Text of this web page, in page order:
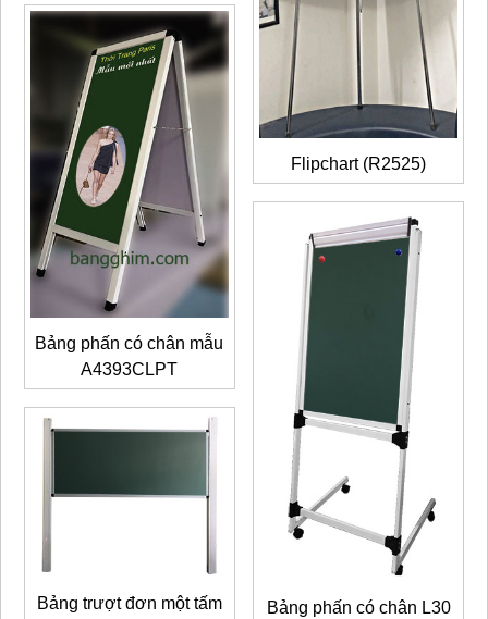
Bảng phấn có chân mẫu
A4393CLPT
Bảng trượt đơn một tấm
Flipchart (R2525)
Bảng phấn có chân L30